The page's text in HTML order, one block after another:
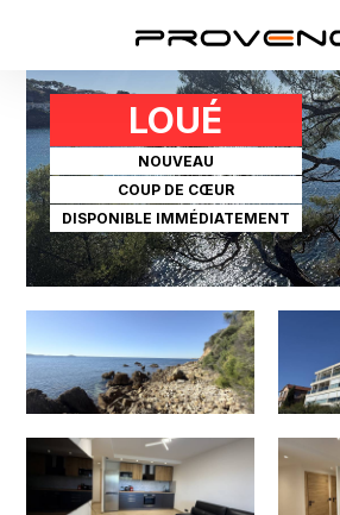
LOUÉ
NOUVEAU
COUP DE CŒUR
DISPONIBLE IMMÉDIATEMENT